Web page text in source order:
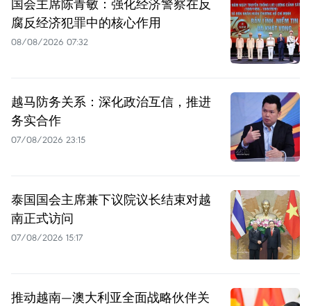
国会主席陈青敏：强化经济警察在反
腐反经济犯罪中的核心作用
08/08/2026 07:32
越马防务关系：深化政治互信，推进
务实合作
07/08/2026 23:15
泰国国会主席兼下议院议长结束对越
南正式访问
07/08/2026 15:17
推动越南—澳大利亚全面战略伙伴关